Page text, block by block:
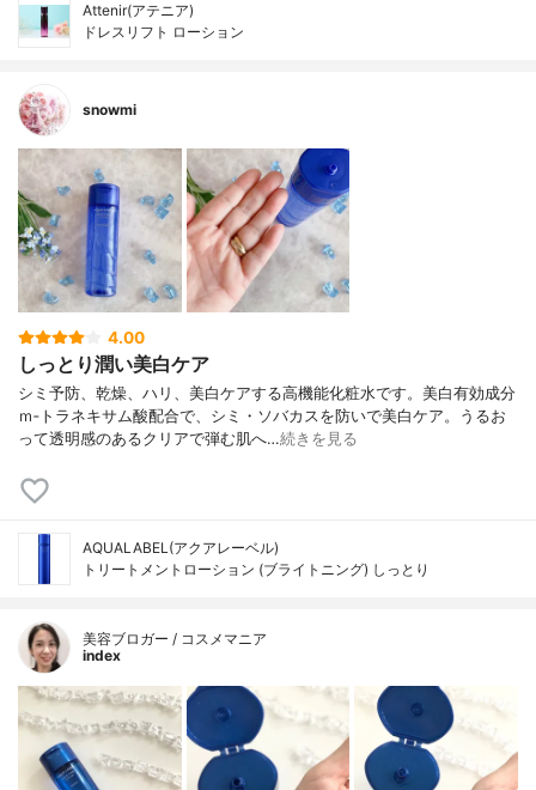
Attenir(アテニア)
ドレスリフト ローション
snowmi
4.00
しっとり潤い美白ケア
シミ予防、乾燥、ハリ、美白ケアする高機能化粧水です。美白有効成分
ｍ‐トラネキサム酸配合で、シミ・ソバカスを防いで美白ケア。うるお
って透明感のあるクリアで弾む肌へ…続きを見る
AQUALABEL(アクアレーベル)
トリートメントローション (ブライトニング) しっとり
美容ブロガー / コスメマニア
index